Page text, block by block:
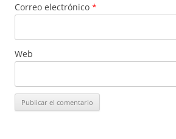
Correo electrónico *
Web